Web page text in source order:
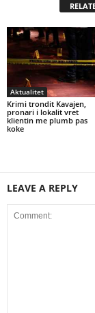
Aktualitet
Krimi trondit Kavajen,
pronari i lokalit vret
klientin me plumb pas
koke
LEAVE A REPLY